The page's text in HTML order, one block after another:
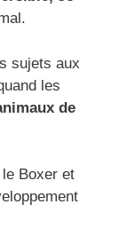
sujets aux
les
de
Boxer et